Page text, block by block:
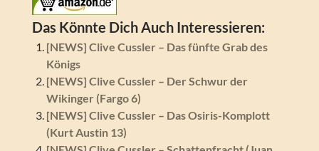
Das Könnte Dich Auch Interessieren:
[NEWS] Clive Cussler – Das fünfte Grab des
Königs
[NEWS] Clive Cussler – Der Schwur der
Wikinger (Fargo 6)
[NEWS] Clive Cussler – Das Osiris-Komplott
(Kurt Austin 13)